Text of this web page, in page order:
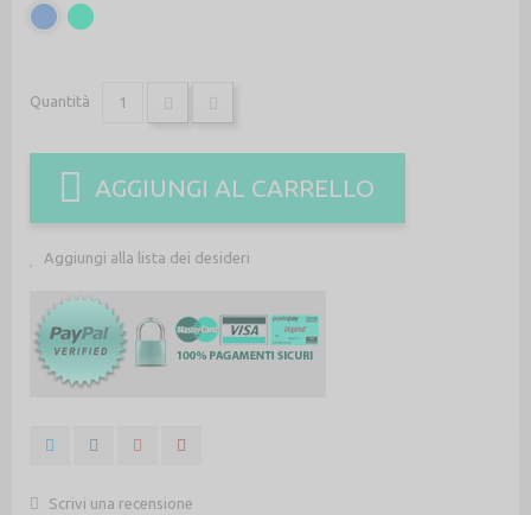
Quantità
AGGIUNGI AL CARRELLO
Aggiungi alla lista dei desideri
Scrivi una recensione